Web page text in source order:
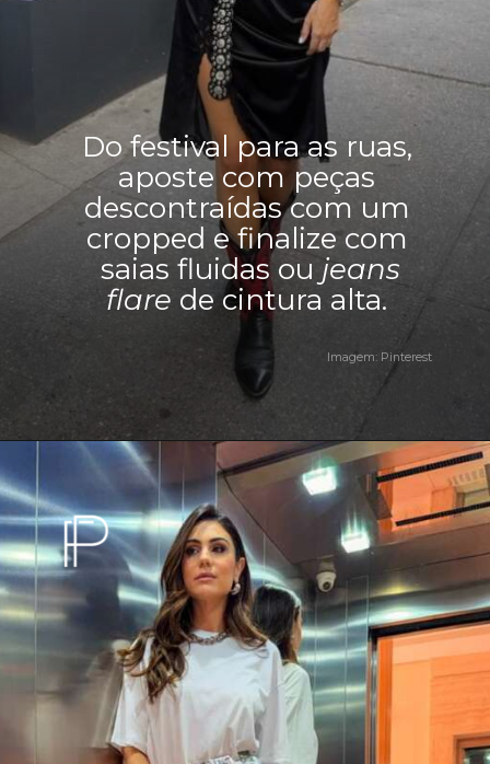
Do festival para as ruas,
aposte com peças
descontraídas com um
cropped e finalize com
saias fluidas ou jeans
flarede cintura alta.
Imagem: Pinterest